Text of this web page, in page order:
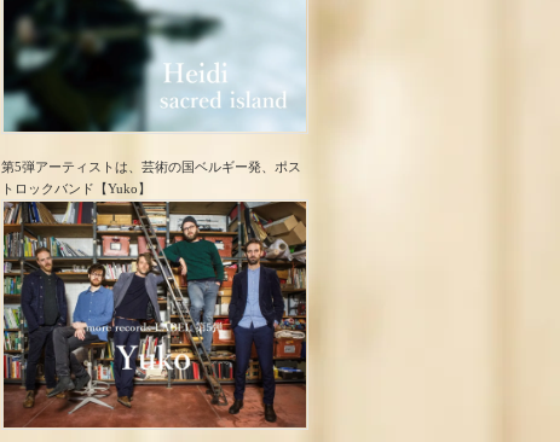
第5弾アーティストは、芸術の国ベルギー発、ポス
トロック​バンド【Yuko】